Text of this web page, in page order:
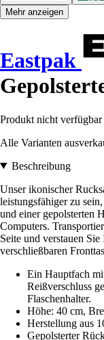
Mehr anzeigen
Eastpak
Produkt nicht verfügbar
Alle Varianten
Beschreibung
Unser ikonischer
leistungsfähiger zu
und einer gepolsterten
Computers.
Seite und verstauen
verschließbaren
Ein Hauptfach
Reißverschluss
Flaschenhalter.
Höhe: 40 cm,
Herstellung aus
Gepolsterter